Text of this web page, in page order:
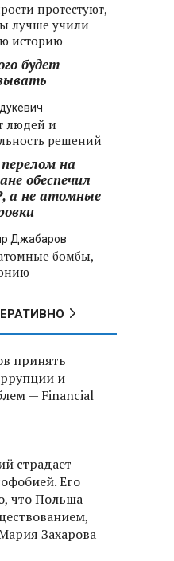
протестуют,
лучше учили
историю
будет
людей и
решений
на
обеспечил
а не атомные
Джабаров
бомбы,
принять
и
— Financial
страдает
Его
что Польша
Захарова